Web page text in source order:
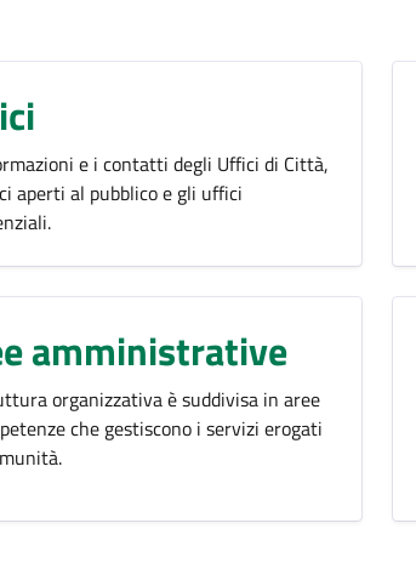
e i contatti degli Uffici di Città,
aperti al pubblico e gli uffici
amministrative
organizzativa è suddivisa in aree
che gestiscono i servizi erogati